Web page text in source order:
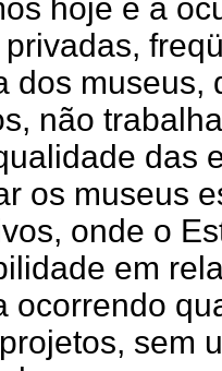
hoje é a
dos museus,
não
das
os museus
onde o
em
ocorrendo
sem